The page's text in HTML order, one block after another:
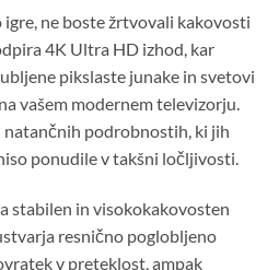
ne boste žrtvovali kakovosti
4K Ultra HD izhod, kar
pikslaste junake in svetovi
vašem modernem televizorju.
podrobnostih, ki jih
ponudile v takšni ločljivosti.
stabilen in visokokakovosten
resnično poglobljeno
v preteklost, ampak